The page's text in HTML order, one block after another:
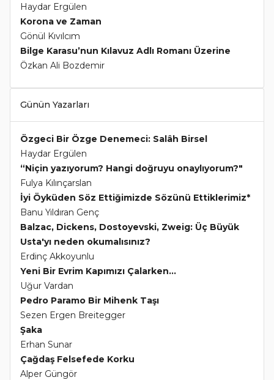
Haydar Ergülen
Korona ve Zaman
Gönül Kıvılcım
Bilge Karasu’nun Kılavuz Adlı Romanı Üzerine
Özkan Ali Bozdemir
Günün Yazarları
Özgeci Bir Özge Denemeci: Salâh Birsel
Haydar Ergülen
“Niçin yazıyorum? Hangi doğruyu onaylıyorum?"
Fulya Kılınçarslan
İyi Öyküden Söz Ettiğimizde Sözünü Ettiklerimiz*
Banu Yıldıran Genç
Balzac, Dickens, Dostoyevski, Zweig: Üç Büyük
Usta'yı neden okumalısınız?
Erdinç Akkoyunlu
Yeni Bir Evrim Kapımızı Çalarken...
Uğur Vardan
Pedro Paramo Bir Mihenk Taşı
Sezen Ergen Breitegger
Şaka
Erhan Sunar
Çağdaş Felsefede Korku
Alper Güngör